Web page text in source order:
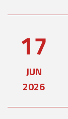
17
JUN
2026